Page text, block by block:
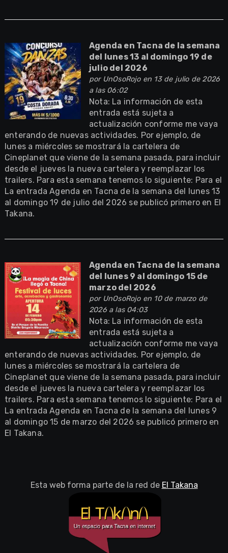
Agenda en Tacna de la semana
del lunes 13 al domingo 19 de
julio del 2026
por UnOsoRojoen 13 de julio de 2026
a las 06:02
Nota: La información de esta
entrada está sujeta a
actualización conforme me vaya
enterando de nuevas actividades. Por ejemplo, de
lunes a miércoles se mostrará la cartelera de
Cineplanet que viene de la semana pasada, para incluir
desde el jueves la nueva cartelera y reemplazar los
trailers. Para esta semana tenemos lo siguiente: Para el
La entrada Agenda en Tacna de la semana del lunes 13
al domingo 19 de julio del 2026 se publicó primero en El
Takana.
Agenda en Tacna de la semana
del lunes 9 al domingo 15 de
marzo del 2026
por UnOsoRojoen 10 de marzo de
2026 a las 04:03
Nota: La información de esta
entrada está sujeta a
actualización conforme me vaya
enterando de nuevas actividades. Por ejemplo, de
lunes a miércoles se mostrará la cartelera de
Cineplanet que viene de la semana pasada, para incluir
desde el jueves la nueva cartelera y reemplazar los
trailers. Para esta semana tenemos lo siguiente: Para el
La entrada Agenda en Tacna de la semana del lunes 9
al domingo 15 de marzo del 2026 se publicó primero en
El Takana.
Esta web forma parte de la red de El Takana